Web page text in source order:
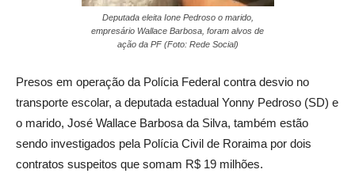
Deputada eleita Ione Pedroso o marido,
empresário Wallace Barbosa, foram alvos de
ação da PF (Foto: Rede Social)
Presos em operação da Polícia Federal contra desvio no
transporte escolar, a deputada estadual Yonny Pedroso (SD) e
o marido, José Wallace Barbosa da Silva, também estão
sendo investigados pela Polícia Civil de Roraima por dois
contratos suspeitos que somam R$ 19 milhões.